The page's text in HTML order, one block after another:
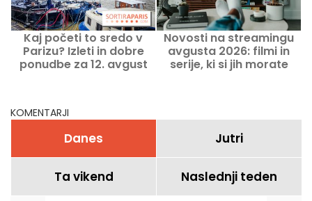
Kaj početi to sredo v
Parizu? Izleti in dobre
ponudbe za 12. avgust
Novosti na streamingu
avgusta 2026: filmi in
serije, ki si jih morate
KOMENTARJI
Danes Jutri
Ta vikend Naslednji teden